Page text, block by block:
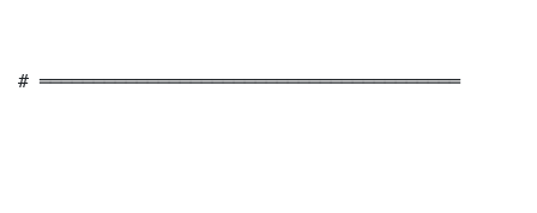
# ═══════════════════════════════════════